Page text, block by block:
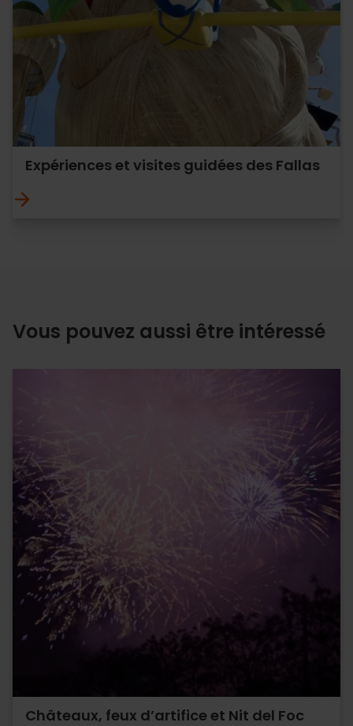
Expériences et visites guidées des Fallas
Vous pouvez aussi être intéressé
Châteaux, feux d’artifice et Nit del Foc